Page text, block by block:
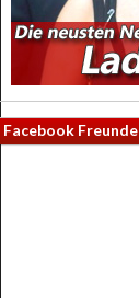
Facebook Freunde